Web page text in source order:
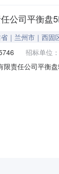
公司平衡盘
｜兰州市｜西固
招标单位：
限责任公司平衡
采购人联系方式